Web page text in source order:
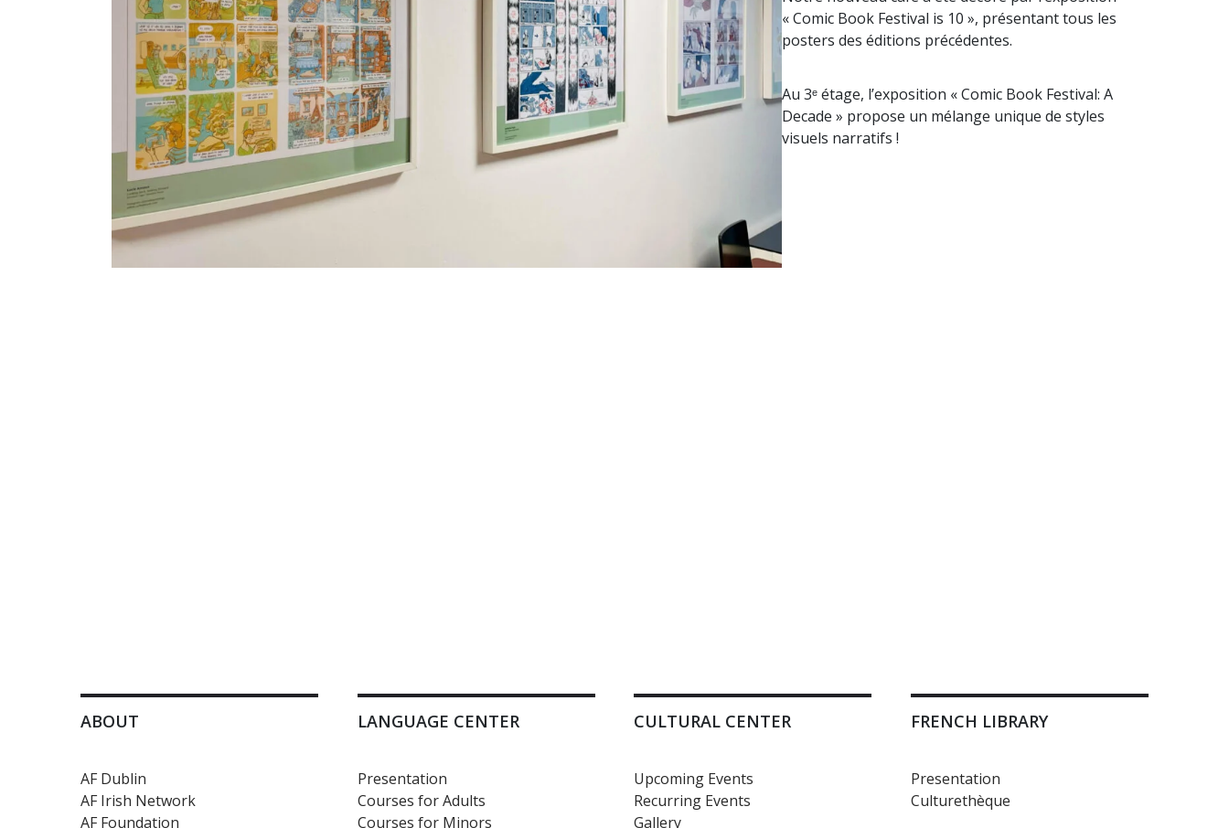
« Comic Book Festival is 10 », présentant tous les
posters des éditions précédentes.
Au 3ᵉ étage, l’exposition « Comic Book Festival: A
Decade » propose un mélange unique de styles
visuels narratifs !
ABOUT
AF Dublin
AF Irish Network
AF Foundation
LANGUAGE CENTER
Presentation
Courses for Adults
Courses for Minors
CULTURAL CENTER
Upcoming Events
Recurring Events
Gallery
FRENCH LIBRARY
Presentation
Culturethèque